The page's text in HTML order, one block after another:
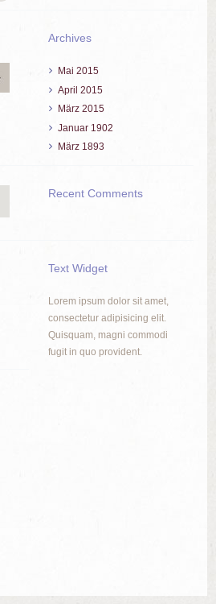
Archives
Mai2015
April2015
März2015
Januar 1902
März 1893
Recent Comments
Text Widget
Lorem ipsum dolor sit amet,
consectetur adipisicing elit.
Quisquam, magni commodi
fugit in quo provident.